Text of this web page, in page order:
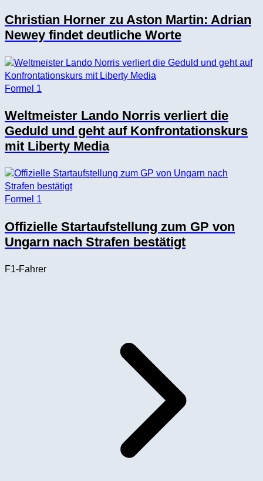
Christian Horner zu Aston Martin: Adrian
Newey findet deutliche Worte
Formel 1
Weltmeister Lando Norris verliert die
Geduld und geht auf Konfrontationskurs
mit Liberty Media
Formel 1
Offizielle Startaufstellung zum GP von
Ungarn nach Strafen bestätigt
F1-Fahrer